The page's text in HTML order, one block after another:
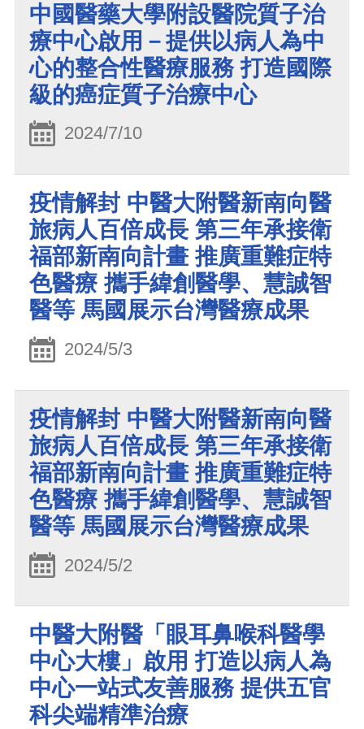
中國醫藥大學附設醫院質子治
療中心啟用－提供以病人為中
心的整合性醫療服務 打造國際
級的癌症質子治療中心
2024/7/10
疫情解封 中醫大附醫新南向醫
旅病人百倍成長 第三年承接衛
福部新南向計畫 推廣重難症特
色醫療 攜手緯創醫學、慧誠智
醫等 馬國展示台灣醫療成果
2024/5/3
疫情解封 中醫大附醫新南向醫
旅病人百倍成長 第三年承接衛
福部新南向計畫 推廣重難症特
色醫療 攜手緯創醫學、慧誠智
醫等 馬國展示台灣醫療成果
2024/5/2
中醫大附醫「眼耳鼻喉科醫學
中心大樓」啟用 打造以病人為
中心一站式友善服務 提供五官
科尖端精準治療